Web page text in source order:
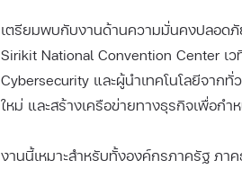
เตรียมพบกับงานด้านความมั่นคงปลอดภั
Sirikit National Convention Center
Cybersecurity และผู้นำเทคโนโลยีจาก
ใหม่ และสร้างเครือข่ายทางธุรกิจเพื่อ
งานนี้เหมาะสำหรับทั้งองค์กรภาครัฐ ภ